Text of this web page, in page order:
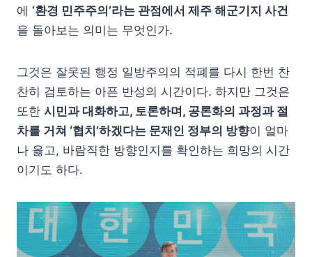
에 ‘환경 민주주의’라는 관점에서 제주 해군기지 사건
을 돌아보는 의미는 무엇인가.
그것은 잘못된 행정 일방주의의 적폐를 다시 한번 찬
찬히 검토하는 아픈 반성의 시간이다. 하지만 그것은
또한 시민과 대화하고, 토론하며, 공론화의 과정과 절
차를 거쳐 ‘협치’하겠다는 문재인 정부의 방향이 얼마
나 옳고, 바람직한 방향인지를 확인하는 희망의 시간
이기도 하다.